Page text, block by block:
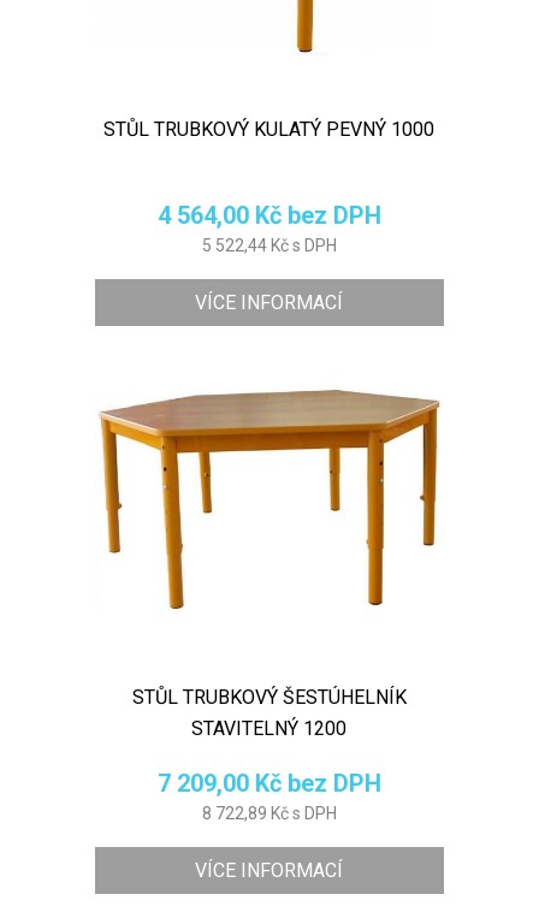
STŮL TRUBKOVÝ KULATÝ PEVNÝ 1000
4 564,00 Kč bez DPH
5 522,44 Kč s DPH
VÍCE INFORMACÍ
STŮL TRUBKOVÝ ŠESTÚHELNÍK
STAVITELNÝ 1200
7 209,00 Kč bez DPH
8 722,89 Kč s DPH
VÍCE INFORMACÍ